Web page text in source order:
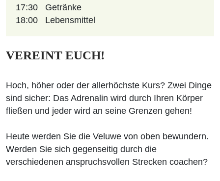
17:30
Getränke
18:00
Lebensmittel
VEREINT EUCH!
Hoch, höher oder der allerhöchste Kurs? Zwei Dinge
sind sicher: Das Adrenalin wird durch Ihren Körper
fließen und jeder wird an seine Grenzen gehen!
Heute werden Sie die Veluwe von oben bewundern.
Werden Sie sich gegenseitig durch die
verschiedenen anspruchsvollen Strecken coachen?